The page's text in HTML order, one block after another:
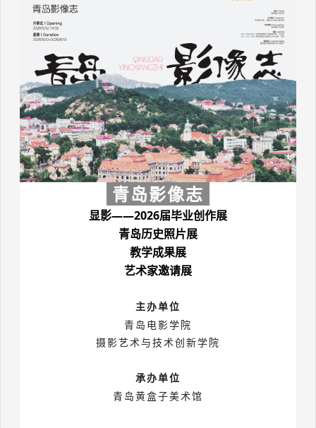
青岛影像志
显影——2026届毕业创作展
青岛历史照片展
教学成果展
艺术家邀请展
主办单位
青岛电影学院
摄影艺术与技术创新学院
承办单位
青岛黄盒子美术馆